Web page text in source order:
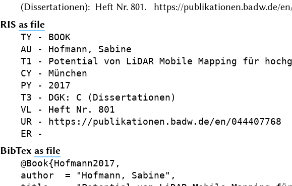
(Dissertationen): Heft Nr. 801. https://publikationen.badw.de/en/
RIS as file
TY - BOOK
AU - Hofmann, Sabine
T1 - Potential von LiDAR Mobile Mapping für
CY - München
PY - 2017
T3 - DGK: C (Dissertationen)
VL - Heft Nr. 801
UR - https://publikationen.badw.de/en/044407768
BibTex as file
@Book{Hofmann2017,
author  = "Hofmann, Sabine",